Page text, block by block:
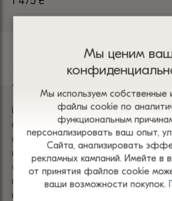
Хлопок
Изделия из хлопка имеют мягкую
на ощупь. Они не раздражают кожу и
комфорт благодаря отличной
и способности впитывать влагу.
отличается прочностью,
простотой в уходе, что делает ее
выбором для любого времени года.
Мы ценим
Мы используем собственные
файлы сооkіе по
функциональным
персонализировать ваш опыт,
Сайта, анализировать
рекламных кампаний. Имейте в
от принятия файлов сооkіе
ваши возможности покупок.